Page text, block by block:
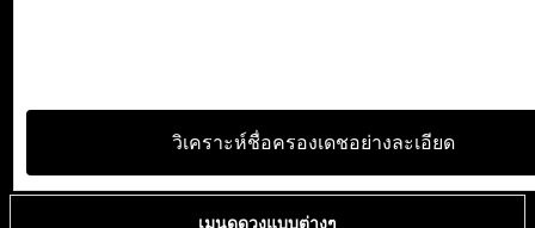
วิเคราะห์ชื่อครองเดชอย่างละเอียด
เมนูดูดวงแบบต่างๆ